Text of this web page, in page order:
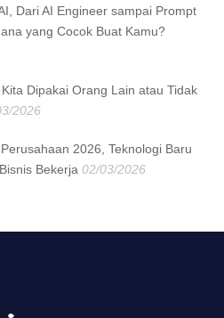
Dari AI Engineer sampai Prompt
yang Cocok Buat Kamu?
Dipakai Orang Lain atau Tidak
2026
2026, Teknologi Baru
Bekerja 02/03/2026